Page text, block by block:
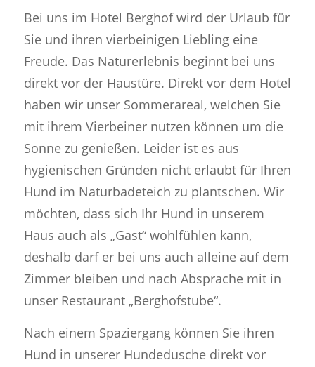
Bei uns im Hotel Berghof wird der Urlaub für
Sie und ihren vierbeinigen Liebling eine
Freude. Das Naturerlebnis beginnt bei uns
direkt vor der Haustüre. Direkt vor dem Hotel
haben wir unser Sommerareal, welchen Sie
mit ihrem Vierbeiner nutzen können um die
Sonne zu genießen. Leider ist es aus
hygienischen Gründen nicht erlaubt für Ihren
Hund im Naturbadeteich zu plantschen. Wir
möchten, dass sich Ihr Hund in unserem
Haus auch als „Gast“ wohlfühlen kann,
deshalb darf er bei uns auch alleine auf dem
Zimmer bleiben und nach Absprache mit in
unser Restaurant „Berghofstube“.
Nach einem Spaziergang können Sie ihren
Hund in unserer Hundedusche direkt vor